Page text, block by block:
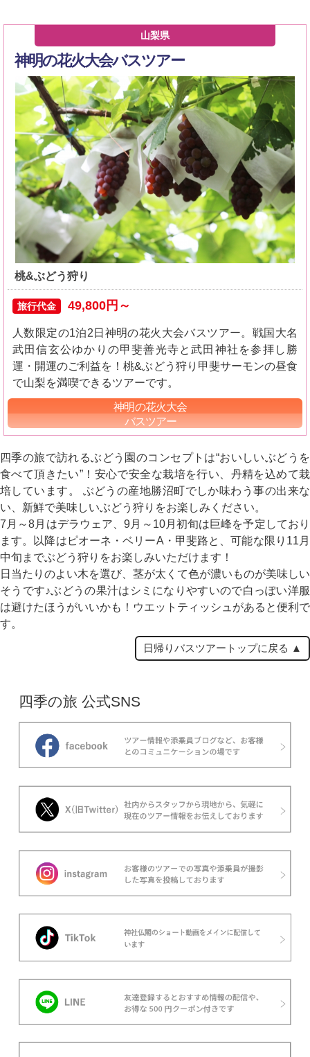
山梨県
神明の花火大会バスツアー
桃&ぶどう狩り
旅行代金 49,800円～
人数限定の1泊2日神明の花火大会バスツアー。戦国大名
武田信玄公ゆかりの甲斐善光寺と武田神社を参拝し勝
運・開運のご利益を！桃&ぶどう狩り甲斐サーモンの昼食
で山梨を満喫できるツアーです。
神明の花火大会
バスツアー
四季の旅で訪れるぶどう園のコンセプトは“おいしいぶどうを
食べて頂きたい”！安心で安全な栽培を行い、丹精を込めて栽
培しています。 ぶどうの産地勝沼町でしか味わう事の出来な
い、新鮮で美味しいぶどう狩りをお楽しみください。
7月～8月はデラウェア、9月～10月初旬は巨峰を予定しており
ます。以降はピオーネ・ベリーA・甲斐路と、可能な限り11月
中旬までぶどう狩りをお楽しみいただけます！
日当たりのよい木を選び、茎が太くて色が濃いものが美味しい
そうです♪ぶどうの果汁はシミになりやすいので白っぽい洋服
は避けたほうがいいかも！ウエットティッシュがあると便利で
す。
日帰りバスツアートップに戻る ▲
四季の旅 公式SNS